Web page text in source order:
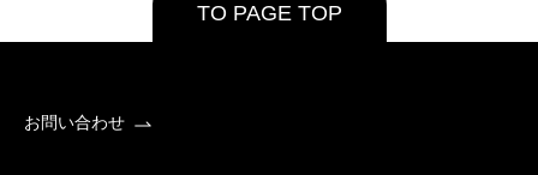
TO PAGE TOP
お問い合わせ